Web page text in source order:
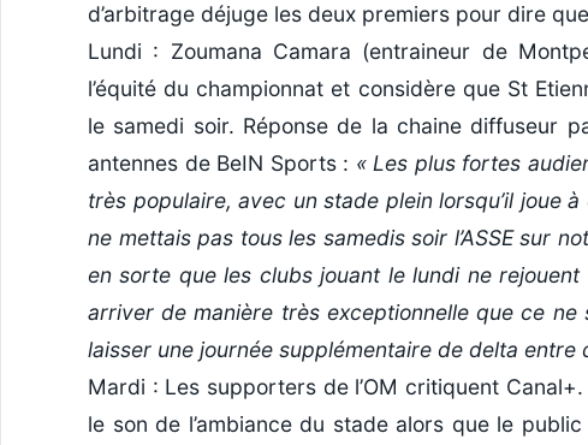
d’arbitrage déjuge les deux premiers pour dire
Lundi : Zoumana Camara (entraineur de
l’équité du championnat et considère que St
le samedi soir. Réponse de la chaine diffuseur
antennes de BeIN Sports : « Les plus fortes
très populaire, avec un stade plein lorsqu’il joue
ne mettais pas tous les samedis soir l’ASSE sur
en sorte que les clubs jouant le lundi ne
arriver de manière très exceptionnelle que ce
laisser une journée supplémentaire de delta entre
Mardi : Les supporters de l’OM critiquent
le son de l’ambiance du stade alors que le